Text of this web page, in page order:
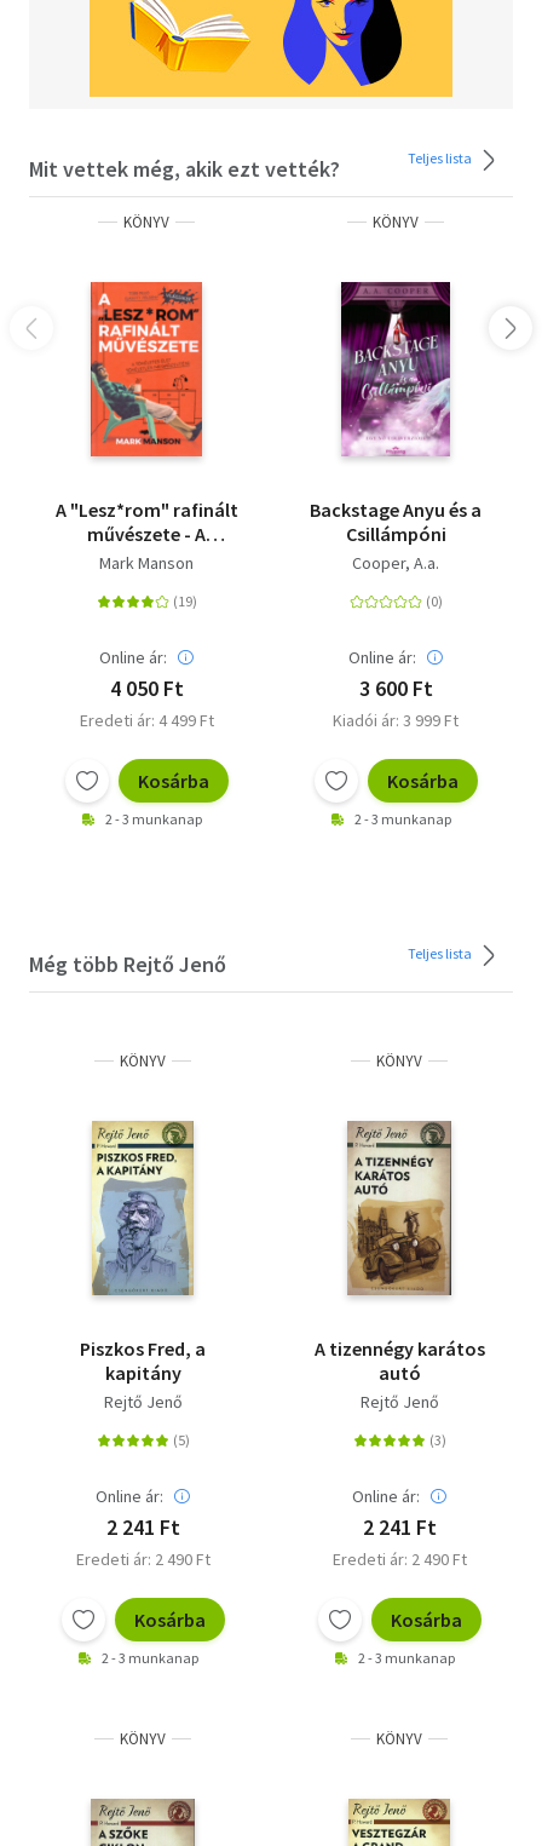
Mit vettek még, akik ezt vették? Teljes lista
KÖNYV
A "Lesz*rom" rafinált
művészete - A
tökéletes élet
megközelítése
Mark Manson
Online ár:
4 050 Ft
Eredeti ár: 4 499 Ft
Kosárba
2 - 3 munkanap
KÖNYV
Backstage Anyu és a
Csillámpóni
Cooper, A.a.
Online ár:
3 600 Ft
Kiadói ár: 3 999 Ft
Kosárba
2 - 3 munkanap
Még több Rejtő Jenő Teljes lista
KÖNYV
Piszkos Fred, a
kapitány
Rejtő Jenő
Online ár:
2 241 Ft
Eredeti ár: 2 490 Ft
Kosárba
2 - 3 munkanap
KÖNYV
A tizennégy karátos
autó
Rejtő Jenő
Online ár:
2 241 Ft
Eredeti ár: 2 490 Ft
Kosárba
2 - 3 munkanap
KÖNYV KÖNYV